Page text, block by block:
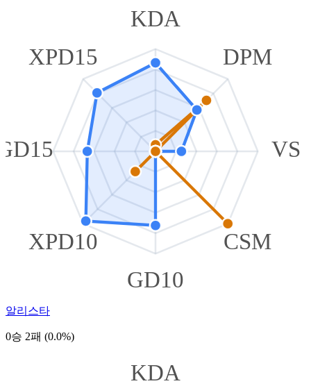
KDA
DPM
VS
CSM
GD10
XPD10
XPD15
알리스타
0승 2패 (0.0%)
KDA